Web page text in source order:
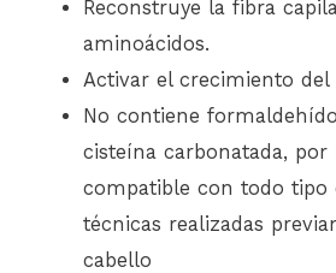
Reconstruye la fibra
aminoácidos.
Activar el crecimiento del
No contiene
cisteína carbonatada, por
compatible con todo tipo
técnicas realizadas
cabello